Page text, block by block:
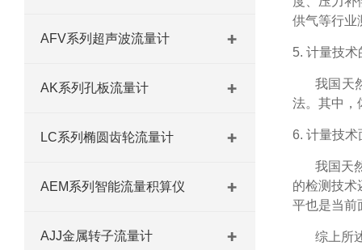
AFV系列超声波流量计
AK系列孔板流量计
LC系列椭圆齿轮流量计
AEM系列智能流量积算仪
AJJ金属转子流量计
供气等行业
5. 计量技
我国天
法。其中，
6. 计量技术
我国天
的检测技术
平也是当前
综上所